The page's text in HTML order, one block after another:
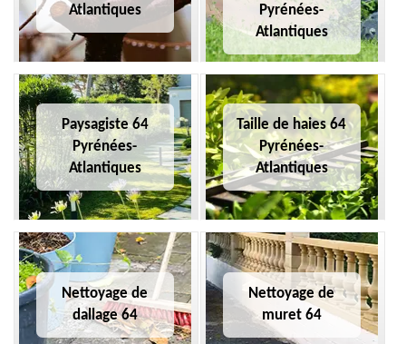
Atlantiques
Pyrénées-
Atlantiques
Paysagiste 64
Pyrénées-
Atlantiques
Taille de haies 64
Pyrénées-
Atlantiques
Nettoyage de
dallage 64
Nettoyage de
muret 64